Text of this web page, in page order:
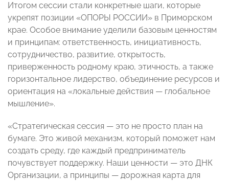
Итогом сессии стали конкретные шаги, которые
укрепят позиции «ОПОРЫ РОССИИ» в Приморском
крае. Особое внимание уделили базовым ценностям
и принципам: ответственность, инициативность,
сотрудничество, развитие, открытость,
приверженность родному краю, этичность, а также
горизонтальное лидерство, объединение ресурсов и
ориентация на «локальные действия — глобальное
мышление».
«Стратегическая сессия — это не просто план на
бумаге. Это живой механизм, который поможет нам
создать среду, где каждый предприниматель
почувствует поддержку. Наши ценности — это ДНК
Организации, а принципы — дорожная карта для